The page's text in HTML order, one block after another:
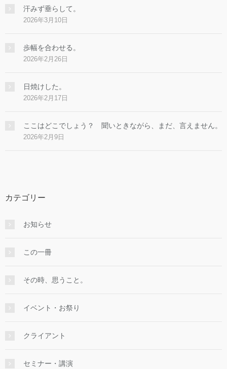
汗みず垂らして。
2026年3月10日
歩幅を合わせる。
2026年2月26日
日焼けした。
2026年2月17日
ここはどこでしょう？ 聞いときながら、まだ、言えません。
2026年2月9日
カテゴリー
お知らせ
この一冊
その時、思うこと。
イベント・お祭り
クライアント
セミナー・講演